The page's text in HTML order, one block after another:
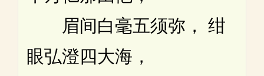
眉间白毫五须弥， 绀
眼弘澄四大海，